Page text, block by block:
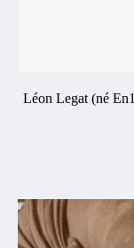
Léon Legat (né